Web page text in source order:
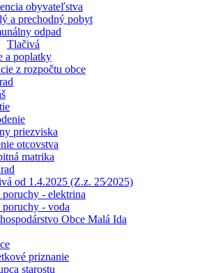
obyvateľstva
a prechodný pobyt
odpad
Tlačivá
a poplatky
z rozpočtu obce
priezviska
otcovstva
matrika
od 1.4.2025 (Z.z. 25⁄2025)
poruchy - elektrina
poruchy - voda
Obce Malá Ida
priznanie
starostu